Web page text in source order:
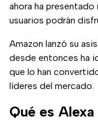
ahora ha presentado
usuarios podrán
Amazon lanzó su
desde entonces ha
que lo han
líderes del mercado.
Qué es Alexa